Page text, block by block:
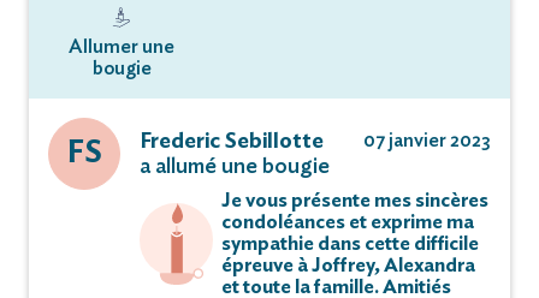
Allumer une
bougie
FS
Frederic Sebillotte
a allumé une bougie
07 janvier 2023
Je vous présente mes sincères
condoléances et exprime ma
sympathie dans cette difficile
épreuve à Joffrey, Alexandra
et toute la famille. Amitiés